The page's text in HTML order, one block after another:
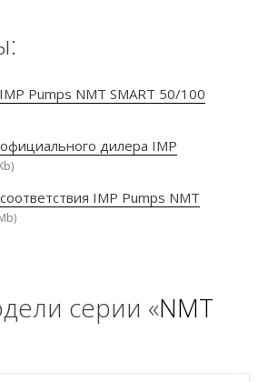
Pumps NMT SMART 50/100
дилера IMP
IMP Pumps NMT
серии «NMT